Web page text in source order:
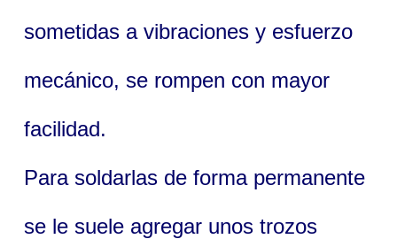
sometidas a vibraciones y esfuerzo
mecánico, se rompen con mayor
facilidad.
Para soldarlas de forma permanente
se le suele agregar unos trozos